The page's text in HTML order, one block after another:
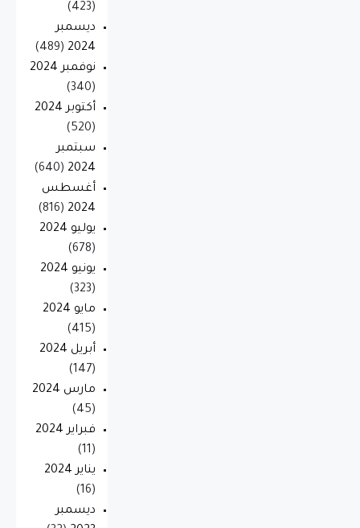
(423)
ديسمبر
2024
(489)
نوفمبر 2024
(340)
أكتوبر 2024
(520)
سبتمبر
2024
(640)
أغسطس
2024
(816)
يوليو 2024
(678)
يونيو 2024
(323)
مايو 2024
(415)
أبريل 2024
(147)
مارس 2024
(45)
فبراير 2024
(11)
يناير 2024
(16)
ديسمبر